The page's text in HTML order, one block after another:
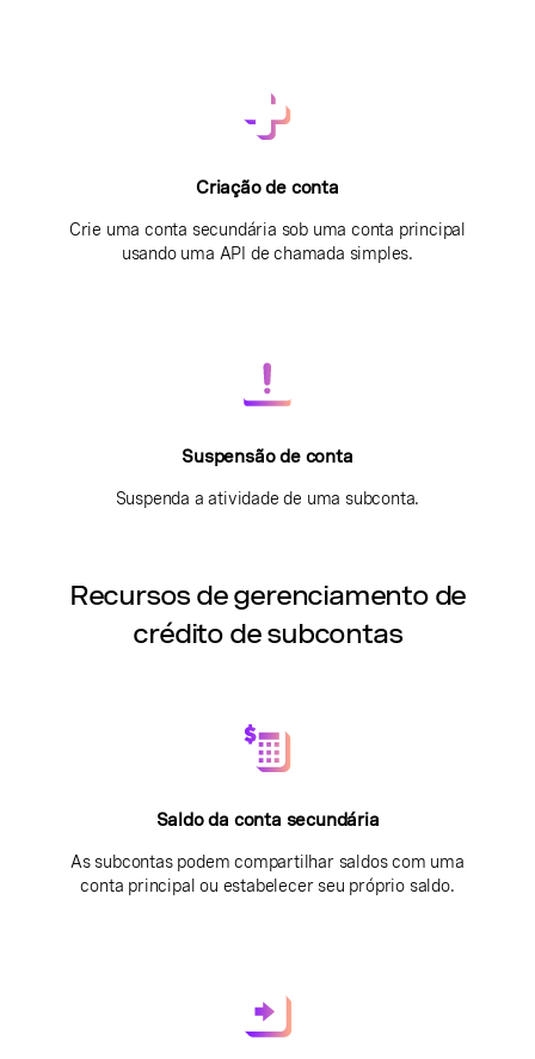
Criação de conta
Crie uma conta secundária sob uma conta principal
usando uma API de chamada simples.
Suspensão de conta
Suspenda a atividade de uma subconta.
Recursos de gerenciamento de
crédito de subcontas
Saldo da conta secundária
As subcontas podem compartilhar saldos com uma
conta principal ou estabelecer seu próprio saldo.